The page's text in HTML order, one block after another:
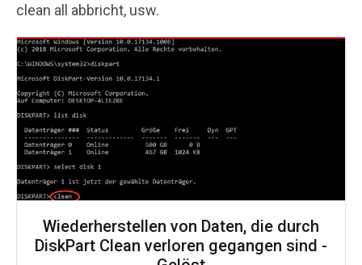
clean all abbricht, usw.
Wiederherstellen von Daten, die durch
DiskPart Clean verloren gegangen sind -